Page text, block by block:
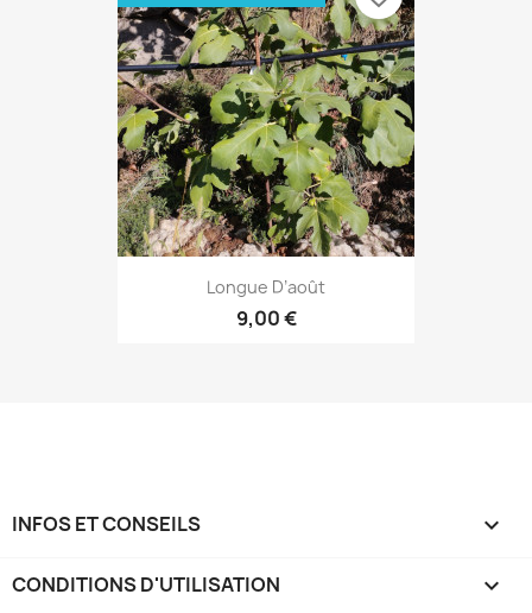
Longue D’août
9,00 €
INFOS ET CONSEILS 
CONDITIONS D'UTILISATION 